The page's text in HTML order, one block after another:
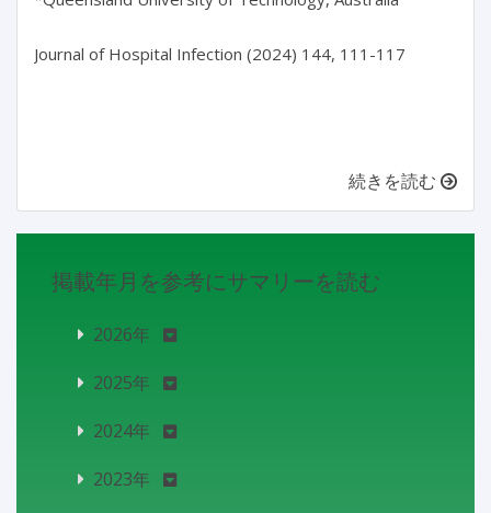
Journal of Hospital Infection (2024) 144, 111-117
続きを読む
掲載年月を参考にサマリーを読む
2026年
2025年
2024年
2023年